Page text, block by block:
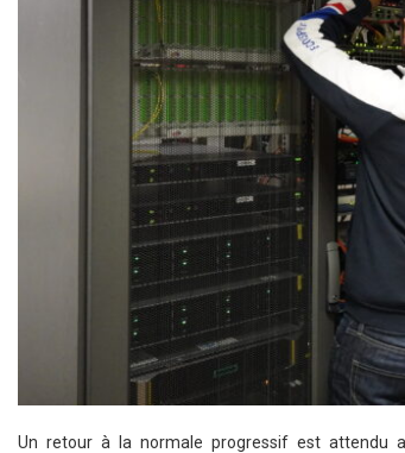
Un retour à la normale progressif est attendu